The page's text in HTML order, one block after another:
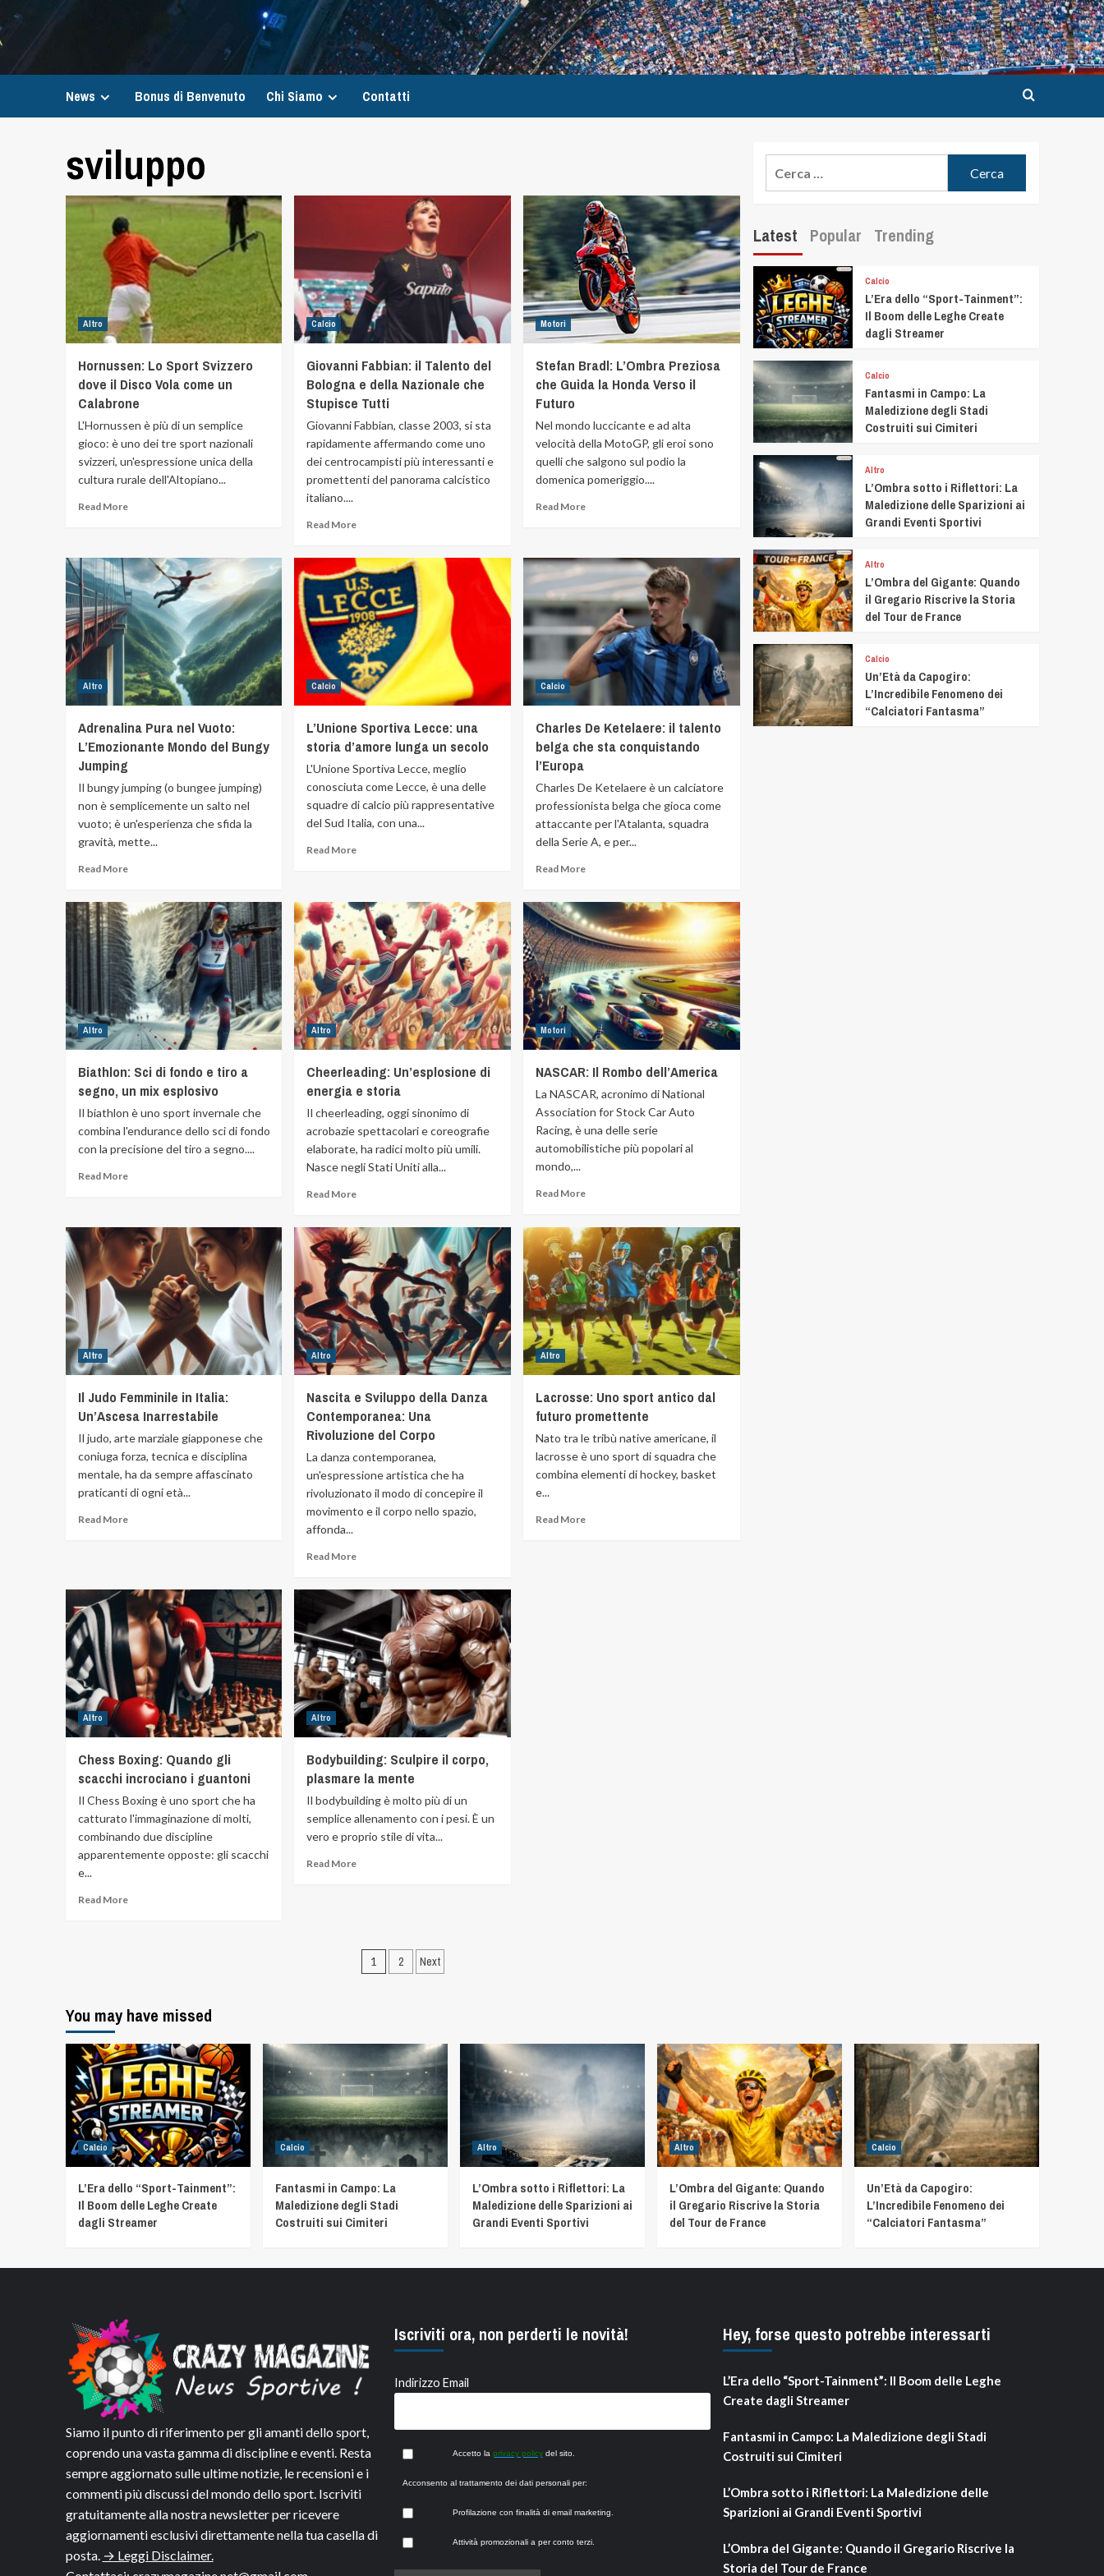
News Bonus di Benvenuto Chi Siamo Contatti
sviluppo
Altro
Hornussen: Lo Sport Svizzero
dove il Disco Vola come un
Calabrone
L'Hornussen è più di un semplice
gioco: è uno dei tre sport nazionali
svizzeri, un'espressione unica della
cultura rurale dell'Altopiano...
Read More
Calcio
Giovanni Fabbian: il Talento del
Bologna e della Nazionale che
Stupisce Tutti
Giovanni Fabbian, classe 2003, si sta
rapidamente affermando come uno
dei centrocampisti più interessanti e
promettenti del panorama calcistico
italiano....
Read More
Motori
Stefan Bradl: L’Ombra Preziosa
che Guida la Honda Verso il
Futuro
Nel mondo luccicante e ad alta
velocità della MotoGP, gli eroi sono
quelli che salgono sul podio la
domenica pomeriggio....
Read More
Altro
Adrenalina Pura nel Vuoto:
L’Emozionante Mondo del Bungy
Jumping
Il bungy jumping (o bungee jumping)
non è semplicemente un salto nel
vuoto; è un'esperienza che sfida la
gravità, mette...
Read More
Calcio
L’Unione Sportiva Lecce: una
storia d’amore lunga un secolo
L'Unione Sportiva Lecce, meglio
conosciuta come Lecce, è una delle
squadre di calcio più rappresentative
del Sud Italia, con una...
Read More
Calcio
Charles De Ketelaere: il talento
belga che sta conquistando
l’Europa
Charles De Ketelaere è un calciatore
professionista belga che gioca come
attaccante per l'Atalanta, squadra
della Serie A, e per...
Read More
Altro
Biathlon: Sci di fondo e tiro a
segno, un mix esplosivo
Il biathlon è uno sport invernale che
combina l'endurance dello sci di fondo
con la precisione del tiro a segno....
Read More
Altro
Cheerleading: Un’esplosione di
energia e storia
Il cheerleading, oggi sinonimo di
acrobazie spettacolari e coreografie
elaborate, ha radici molto più umili.
Nasce negli Stati Uniti alla...
Read More
Motori
NASCAR: Il Rombo dell’America
La NASCAR, acronimo di National
Association for Stock Car Auto
Racing, è una delle serie
automobilistiche più popolari al
mondo,...
Read More
Altro
Il Judo Femminile in Italia:
Un’Ascesa Inarrestabile
Il judo, arte marziale giapponese che
coniuga forza, tecnica e disciplina
mentale, ha da sempre affascinato
praticanti di ogni età...
Read More
Altro
Nascita e Sviluppo della Danza
Contemporanea: Una
Rivoluzione del Corpo
La danza contemporanea,
un'espressione artistica che ha
rivoluzionato il modo di concepire il
movimento e il corpo nello spazio,
affonda...
Read More
Altro
Lacrosse: Uno sport antico dal
futuro promettente
Nato tra le tribù native americane, il
lacrosse è uno sport di squadra che
combina elementi di hockey, basket
e...
Read More
Altro
Chess Boxing: Quando gli
scacchi incrociano i guantoni
Il Chess Boxing è uno sport che ha
catturato l'immaginazione di molti,
combinando due discipline
apparentemente opposte: gli scacchi
e...
Read More
Altro
Bodybuilding: Sculpire il corpo,
plasmare la mente
Il bodybuilding è molto più di un
semplice allenamento con i pesi. È un
vero e proprio stile di vita...
Read More
1 2 Next
Latest Popular Trending
Calcio
L’Era dello “Sport-Tainment”:
Il Boom delle Leghe Create
dagli Streamer
Calcio
Fantasmi in Campo: La
Maledizione degli Stadi
Costruiti sui Cimiteri
Altro
L’Ombra sotto i Riflettori: La
Maledizione delle Sparizioni ai
Grandi Eventi Sportivi
Altro
L’Ombra del Gigante: Quando
il Gregario Riscrive la Storia
del Tour de France
Calcio
Un’Età da Capogiro:
L’Incredibile Fenomeno dei
“Calciatori Fantasma”
You may have missed
Calcio
L’Era dello “Sport-Tainment”:
Il Boom delle Leghe Create
dagli Streamer
Calcio
Fantasmi in Campo: La
Maledizione degli Stadi
Costruiti sui Cimiteri
Altro
L’Ombra sotto i Riflettori: La
Maledizione delle Sparizioni ai
Grandi Eventi Sportivi
Altro
L’Ombra del Gigante: Quando
il Gregario Riscrive la Storia
del Tour de France
Calcio
Un’Età da Capogiro:
L’Incredibile Fenomeno dei
“Calciatori Fantasma”
Siamo il punto di riferimento per gli amanti dello sport,
coprendo una vasta gamma di discipline e eventi. Resta
sempre aggiornato sulle ultime notizie, le recensioni e i
commenti più discussi del mondo dello sport. Iscriviti
gratuitamente alla nostra newsletter per ricevere
aggiornamenti esclusivi direttamente nella tua casella di
posta. → Leggi Disclaimer.
Iscriviti ora, non perderti le novità!
Indirizzo Email
Accetto la privacy policydel sito.
Acconsento al trattamento dei dati personali per:
Profilazione con finalità di email marketing.
Attività promozionali a per conto terzi.
Hey, forse questo potrebbe interessarti
L’Era dello “Sport-Tainment”: Il Boom delle Leghe
Create dagli Streamer
Fantasmi in Campo: La Maledizione degli Stadi
Costruiti sui Cimiteri
L’Ombra sotto i Riflettori: La Maledizione delle
Sparizioni ai Grandi Eventi Sportivi
L’Ombra del Gigante: Quando il Gregario Riscrive la
Storia del Tour de France